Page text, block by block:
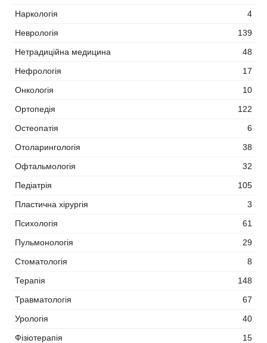
Наркологія
4
Неврологія
139
Нетрадиційна медицина
48
Нефрологія
17
Онкологія
10
Ортопедія
122
Остеопатія
6
Отоларингологія
38
Офтальмологія
32
Педіатрія
105
Пластична хірургія
3
Психологія
61
Пульмонологія
29
Стоматологія
8
Терапія
148
Травматологія
67
Урологія
40
Фізіотерапія
15